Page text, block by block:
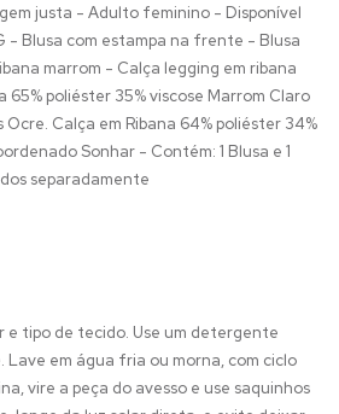
justa - Adulto feminino - Disponível
- Blusa com estampa na frente - Blusa
marrom - Calça legging em ribana
65% poliéster 35% viscose Marrom Claro
Calça em Ribana 64% poliéster 34%
Sonhar - Contém: 1 Blusa e 1
separadamente
e tipo de tecido. Use um detergente
Lave em água fria ou morna, com ciclo
vire a peça do avesso e use saquinhos